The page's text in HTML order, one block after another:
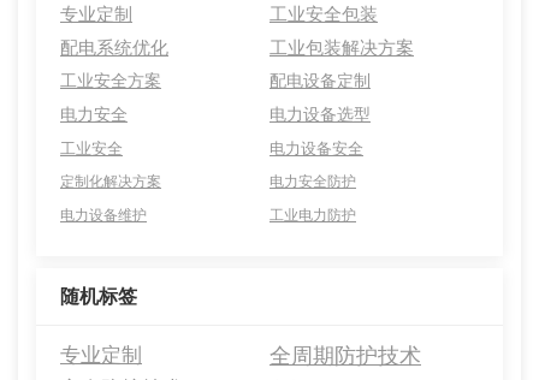
专业定制
工业安全包装
配电系统优化
工业包装解决方案
工业安全方案
配电设备定制
电力安全
电力设备选型
工业安全 电力设备安全
定制化解决方案
电力安全防护
电力设备维护
工业电力防护
随机标签
专业定制 全周期防护技术